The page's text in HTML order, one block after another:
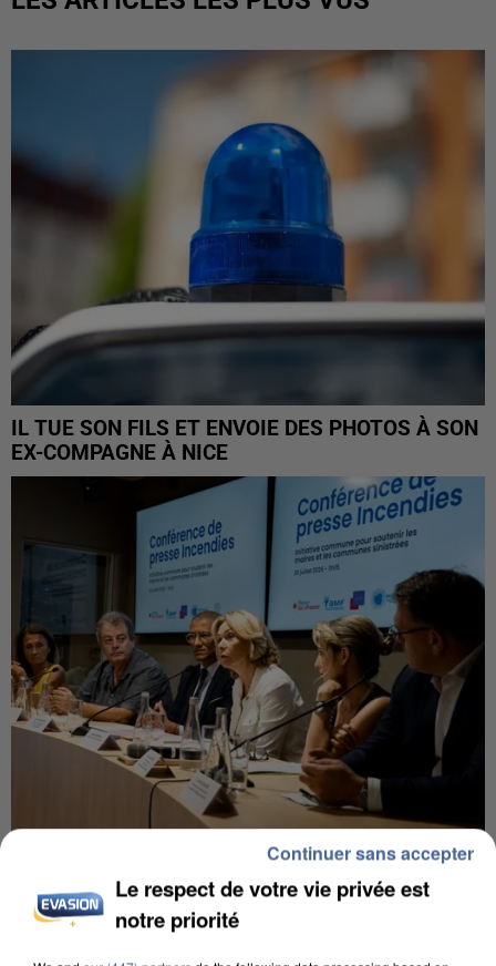
IL TUE SON FILS ET ENVOIE DES PHOTOS À SON
EX-COMPAGNE À NICE
INCENDIES : L’ÎLE-DE-FRANCE LANCE UN ÉLAN
DE SOLIDARITÉ AVEC LES...
Le respect de votre vie privée est
notre priorité
Continuer sans accepter